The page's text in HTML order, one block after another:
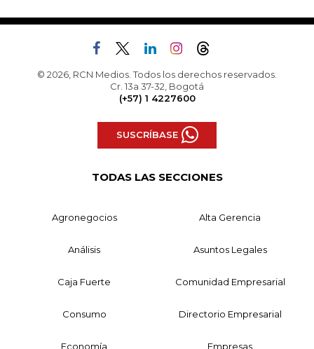
© 2026, RCN Medios. Todos los derechos reservados.
Cr. 13a 37-32, Bogotá
(+57) 1 4227600
SUSCRÍBASE
TODAS LAS SECCIONES
Agronegocios Alta Gerencia
Análisis Asuntos Legales
Caja Fuerte Comunidad Empresarial
Consumo Directorio Empresarial
Economía Empresas